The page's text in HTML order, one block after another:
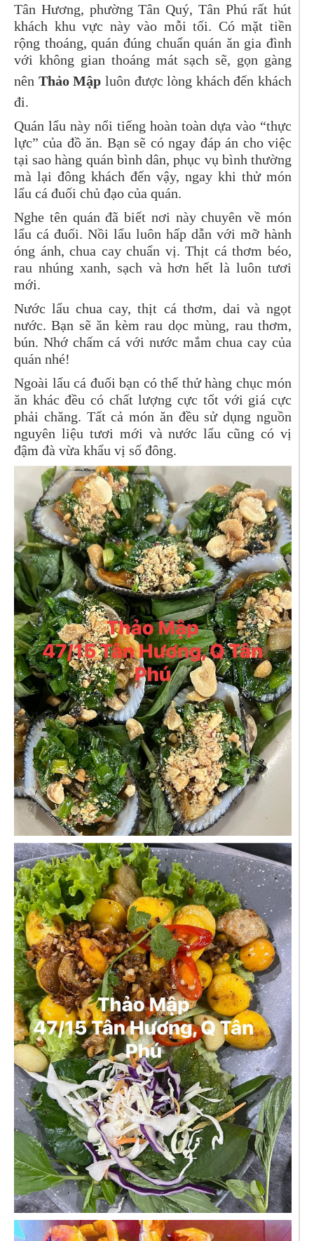
Tân Hương, phường Tân Quý, Tân Phú rất hút
khách khu vực này vào mỗi tối. Có mặt tiền
rộng thoáng, quán đúng chuẩn quán ăn gia đình
với không gian thoáng mát sạch sẽ, gọn gàng
nên Thảo Mập luôn được lòng khách đến khách
đi.
Quán lẩu này nổi tiếng hoàn toàn dựa vào “thực
lực” của đồ ăn. Bạn sẽ có ngay đáp án cho việc
tại sao hàng quán bình dân, phục vụ bình thường
mà lại đông khách đến vậy, ngay khi thử món
lẩu cá đuối chủ đạo của quán.
Nghe tên quán đã biết nơi này chuyên về món
lẩu cá đuối. Nồi lẩu luôn hấp dẫn với mỡ hành
óng ánh, chua cay chuẩn vị. Thịt cá thơm béo,
rau nhúng xanh, sạch và hơn hết là luôn tươi
mới.
Nước lẩu chua cay, thịt cá thơm, dai và ngọt
nước. Bạn sẽ ăn kèm rau dọc mùng, rau thơm,
bún. Nhớ chấm cá với nước mắm chua cay của
quán nhé!
Ngoài lẩu cá đuối bạn có thể thử hàng chục món
ăn khác đều có chất lượng cực tốt với giá cực
phải chăng. Tất cả món ăn đều sử dụng nguồn
nguyên liệu tươi mới và nước lẩu cũng có vị
đậm đà vừa khẩu vị số đông.